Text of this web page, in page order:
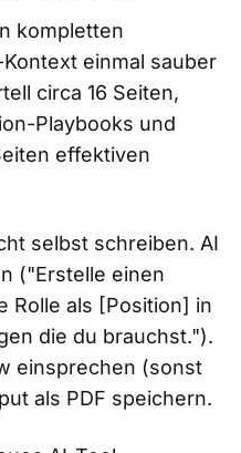
kompletten
einmal sauber
circa 16 Seiten,
Playbooks und
effektiven
selbst schreiben. AI
("Erstelle einen
Rolle als [Position] in
die du brauchst.").
einsprechen (sonst
als PDF speichern.